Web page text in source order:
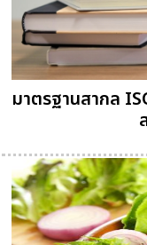
มาตรฐานสากล